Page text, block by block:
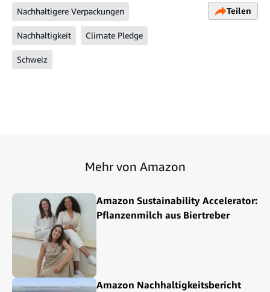
Nachhaltigere Verpackungen
Nachhaltigkeit Climate Pledge
Schweiz
Teilen
Mehr von Amazon
Amazon Sustainability Accelerator:
Pflanzenmilch aus Biertreber
Amazon Nachhaltigkeitsbericht